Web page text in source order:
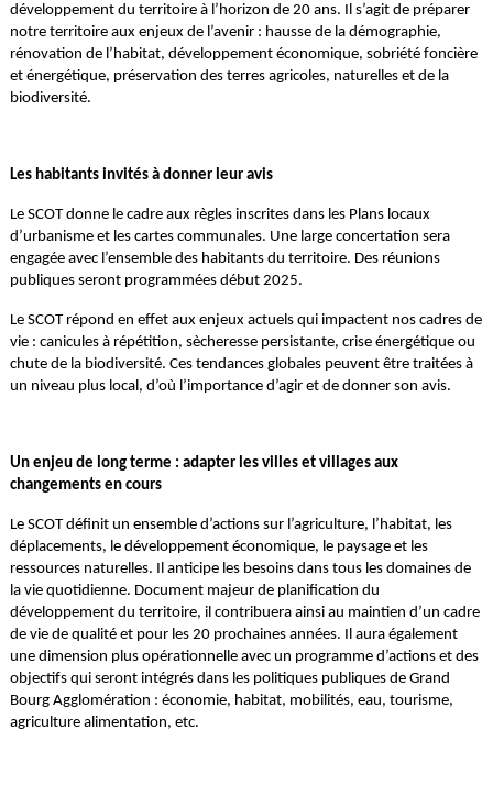
développement du territoire à l’horizon de 20 ans. Il s’agit de préparer
notre territoire aux enjeux de l’avenir : hausse de la démographie,
rénovation de l’habitat, développement économique, sobriété foncière
et énergétique, préservation des terres agricoles, naturelles et de la
biodiversité.
Les habitants invités à donner leur avis
Le SCOT donne le cadre aux règles inscrites dans les Plans locaux
d’urbanisme et les cartes communales. Une large concertation sera
engagée avec l’ensemble des habitants du territoire. Des réunions
publiques seront programmées début 2025.
Le SCOT répond en effet aux enjeux actuels qui impactent nos cadres de
vie : canicules à répétition, sècheresse persistante, crise énergétique ou
chute de la biodiversité. Ces tendances globales peuvent être traitées à
un niveau plus local, d’où l’importance d’agir et de donner son avis.
Un enjeu de long terme : adapter les villes et villages aux
changements en cours
Le SCOT définit un ensemble d’actions sur l’agriculture, l’habitat, les
déplacements, le développement économique, le paysage et les
ressources naturelles. Il anticipe les besoins dans tous les domaines de
la vie quotidienne. Document majeur de planification du
développement du territoire, il contribuera ainsi au maintien d’un cadre
de vie de qualité et pour les 20 prochaines années. Il aura également
une dimension plus opérationnelle avec un programme d’actions et des
objectifs qui seront intégrés dans les politiques publiques de Grand
Bourg Agglomération : économie, habitat, mobilités, eau, tourisme,
agriculture alimentation, etc.